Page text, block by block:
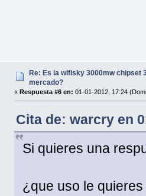
Re: Es la wifisky 3000mw chipset
mercado?
« Respuesta #6 en: 01-01-2012, 17:24
Cita de: warcry en
Si quieres una
¿que uso le